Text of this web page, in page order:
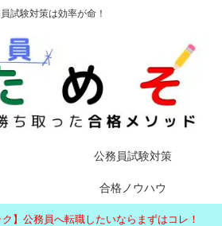
試験対策は効率が命！
公務員試験対策
合格ノウハウ
ク】公務員へ転職したいならまずはコレ！